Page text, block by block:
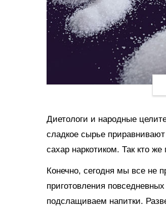
Диетологи и народные
сладкое сырье
сахар наркотиком. Так кто же
Конечно, сегодня мы все не
приготовления
подслащиваем напитки.